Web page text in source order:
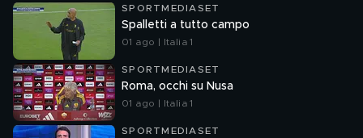
SPORTMEDIASET
Spalletti a tutto campo
01 ago | Italia 1
SPORTMEDIASET
Roma, occhi su Nusa
01 ago | Italia 1
SPORTMEDIASET